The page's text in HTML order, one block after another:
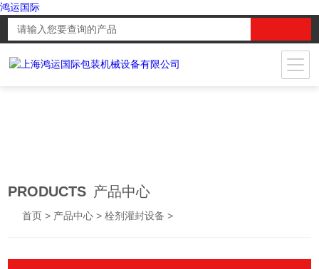
鸿运国际
PRODUCTS 产品中心
首页 > 产品中心 >栓剂灌封设备 >